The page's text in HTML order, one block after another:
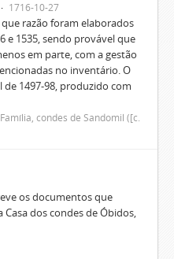
1716-10-27
razão foram elaborados
e 1535, sendo provável que
em parte, com a gestão
no inventário. O
1497-98, produzido com
condes de Sandomil ([c.
os documentos que
dos condes de Óbidos,